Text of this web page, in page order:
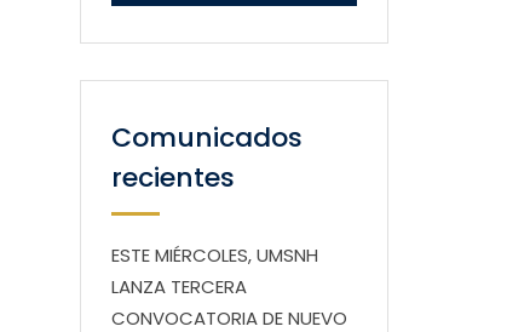
Comunicados
recientes
ESTE MIÉRCOLES, UMSNH
LANZA TERCERA
CONVOCATORIA DE NUEVO